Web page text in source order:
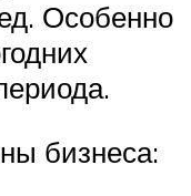
Особенно
бизнеса: